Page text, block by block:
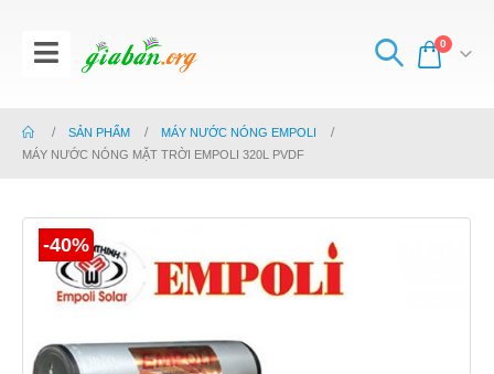
0
SẢN PHẨM
MÁY NƯỚC NÓNG EMPOLI
MÁY NƯỚC NÓNG MẶT TRỜI EMPOLI 320L PVDF
-40%